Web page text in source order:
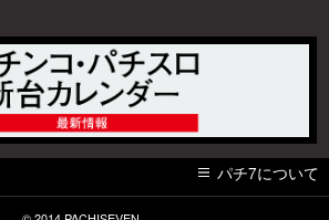
パチ7について